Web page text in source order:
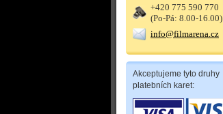
+420 775 590 770
(Po-Pá: 8.00-16.00)
info@filmarena.cz
Akceptujeme tyto druhy
platebních karet: